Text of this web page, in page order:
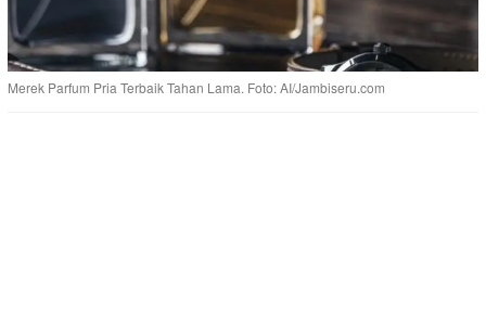
Merek Parfum Pria Terbaik Tahan Lama. Foto: AI/Jambiseru.com